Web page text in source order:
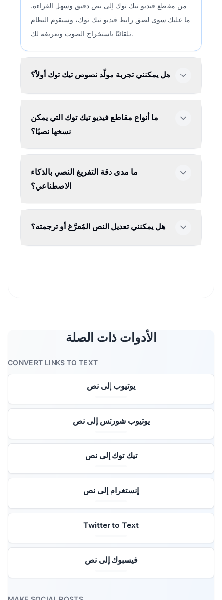
من مقاطع فيديو تيك توك إلى نص دقيق وسهل القراءة.
ما عليك سوى لصق رابط فيديو تيك توك، وسيقوم النظام
تلقائيًا باستخراج الصوت وتفريغه لك.
هل يمكنني تجربة مولّد نصوص تيك توك أولاً؟
ما أنواع مقاطع فيديو تيك توك التي يمكن
نسخها نصيًا؟
ما مدى دقة التفريغ النصي بالذكاء
الاصطناعي؟
هل يمكنني تعديل النص المُفرَّغ أو ترجمته؟
الأدوات ذات الصلة
CONVERT LINKS TO TEXT
يوتيوب إلى نص
يوتيوب شورتس إلى نص
تيك توك إلى نص
إنستغرام إلى نص
Twitter to Text
فيسبوك إلى نص